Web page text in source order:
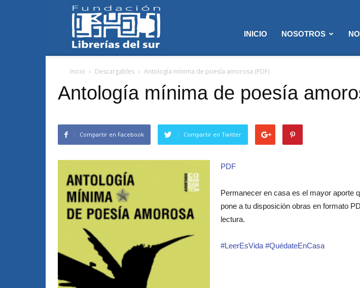
del
INICIO NOSOTROS
Inicio Descargables Antología mínima de poesía amorosa (PDF)
Antología mínima de poesía
Compartir en Facebook Compartir en Twitter
PDF
Permanecer en casa es el mayor aporte
pone a tu disposición obras en formato
lectura.
#LeerEsVida #QuédateEnCasa